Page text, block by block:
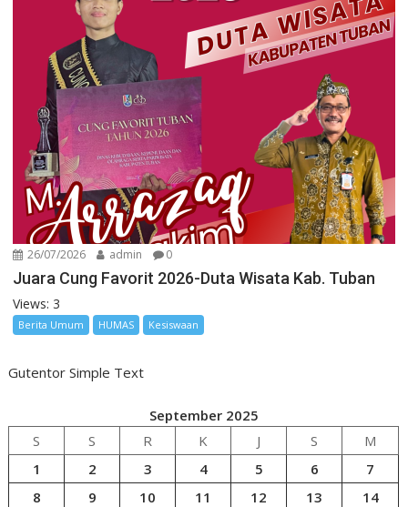
26/07/2026 admin 0
Juara Cung Favorit 2026-Duta Wisata Kab. Tuban
Views: 3
Berita Umum HUMAS Kesiswaan
Gutentor Simple Text
September 2025
S
S R K J S
M
1
2 3 4 5 6
7
8
9 10 11 12 13
14